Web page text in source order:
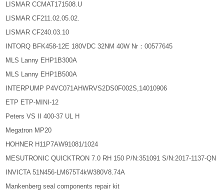
LISMAR CCMAT171508.U
LISMAR CF211.02.05.02.
LISMAR CF240.03.10
INTORQ BFK458-12E 180VDC 32NM 40W Nr：00577645
MLS Lanny EHP1B300A
MLS Lanny EHP1B500A
INTERPUMP P4VC071AHWRVS2DS0F002S,14010906
ETP ETP-MINI-12
Peters VS II 400-37 UL H
Megatron MP20
HOHNER H11P7AW91081/1024
MESUTRONIC QUICKTRON 7.0 RH 150 P/N:351091 S/N:2017-1137-QN
INVICTA 51N456-LM675T4kW380V8.74A
Mankenberg seal components repair kit